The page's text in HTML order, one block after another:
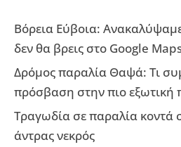
Βόρεια Εύβοια:
δεν θα βρεις στο Google
Δρόμος παραλία Θαψά: Τι
πρόσβαση στην πιο εξωτική
Τραγωδία σε παραλία κοντά
άντρας νεκρός